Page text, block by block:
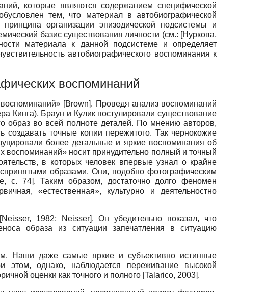
которые являются содержанием специфической
тем, что материал в автобиографической
организации эпизодической подсистемы и
базис существования личности (см.: [Нуркова,
материала к данной подсистеме и определяет
автобиографического воспоминания к
воспоминаний
[Brown]. Проведя анализ воспоминаний
Кинга), Браун и Кулик постулировали существование
образ во всей полноте деталей. По мнению авторов,
точные копии пережитого. Так чернокожие
более детальные и яркие воспоминания об
носит принудительно полный и точный
в которых человек впервые узнал о крайне
образами. Они, подобно фотографическим
74]. Таким образом, достаточно долго феномен
«естественная», культурно и деятельностно
[Neisser, 1982; Neisser]. Он убедительно показал, что
образа из ситуации запечатления в ситуацию
Наши даже самые яркие и субъективно истинные
этом, однако, наблюдается переживание высокой
оценки как точного и полного [Talarico, 2003].